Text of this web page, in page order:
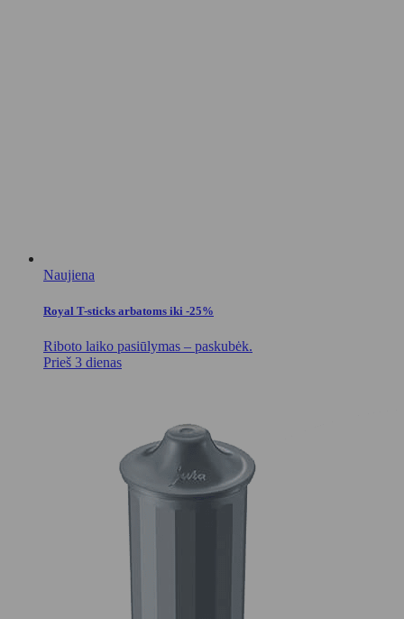
Naujiena
Royal T-sticks arbatoms iki -25%
Riboto laiko pasiūlymas – paskubėk.
Prieš 3 dienas